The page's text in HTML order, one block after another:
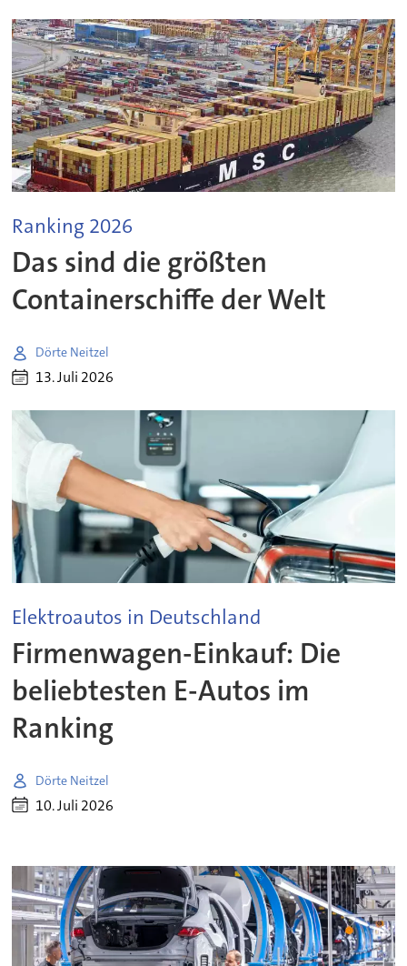
Ranking 2026
Das sind die größten
Containerschiffe der Welt
Dörte Neitzel
13. Juli 2026
Elektroautos in Deutschland
Firmenwagen-Einkauf: Die
beliebtesten E-Autos im
Ranking
Dörte Neitzel
10. Juli 2026